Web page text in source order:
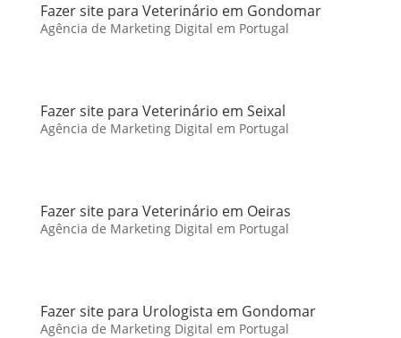
Fazer site para Veterinário em Gondomar
Agência de Marketing Digital em Portugal
Fazer site para Veterinário em Seixal
Agência de Marketing Digital em Portugal
Fazer site para Veterinário em Oeiras
Agência de Marketing Digital em Portugal
Fazer site para Urologista em Gondomar
Agência de Marketing Digital em Portugal